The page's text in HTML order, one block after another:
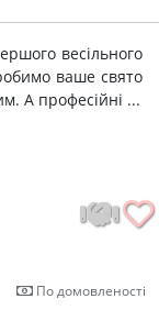
весільного
ваше свято
А професійні ...
По домовленості